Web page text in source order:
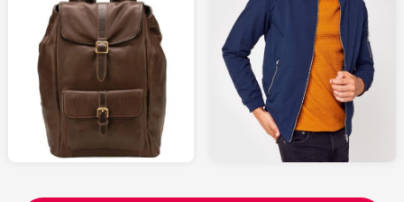
SPARTOO.fr
31.99
SARENZA.com